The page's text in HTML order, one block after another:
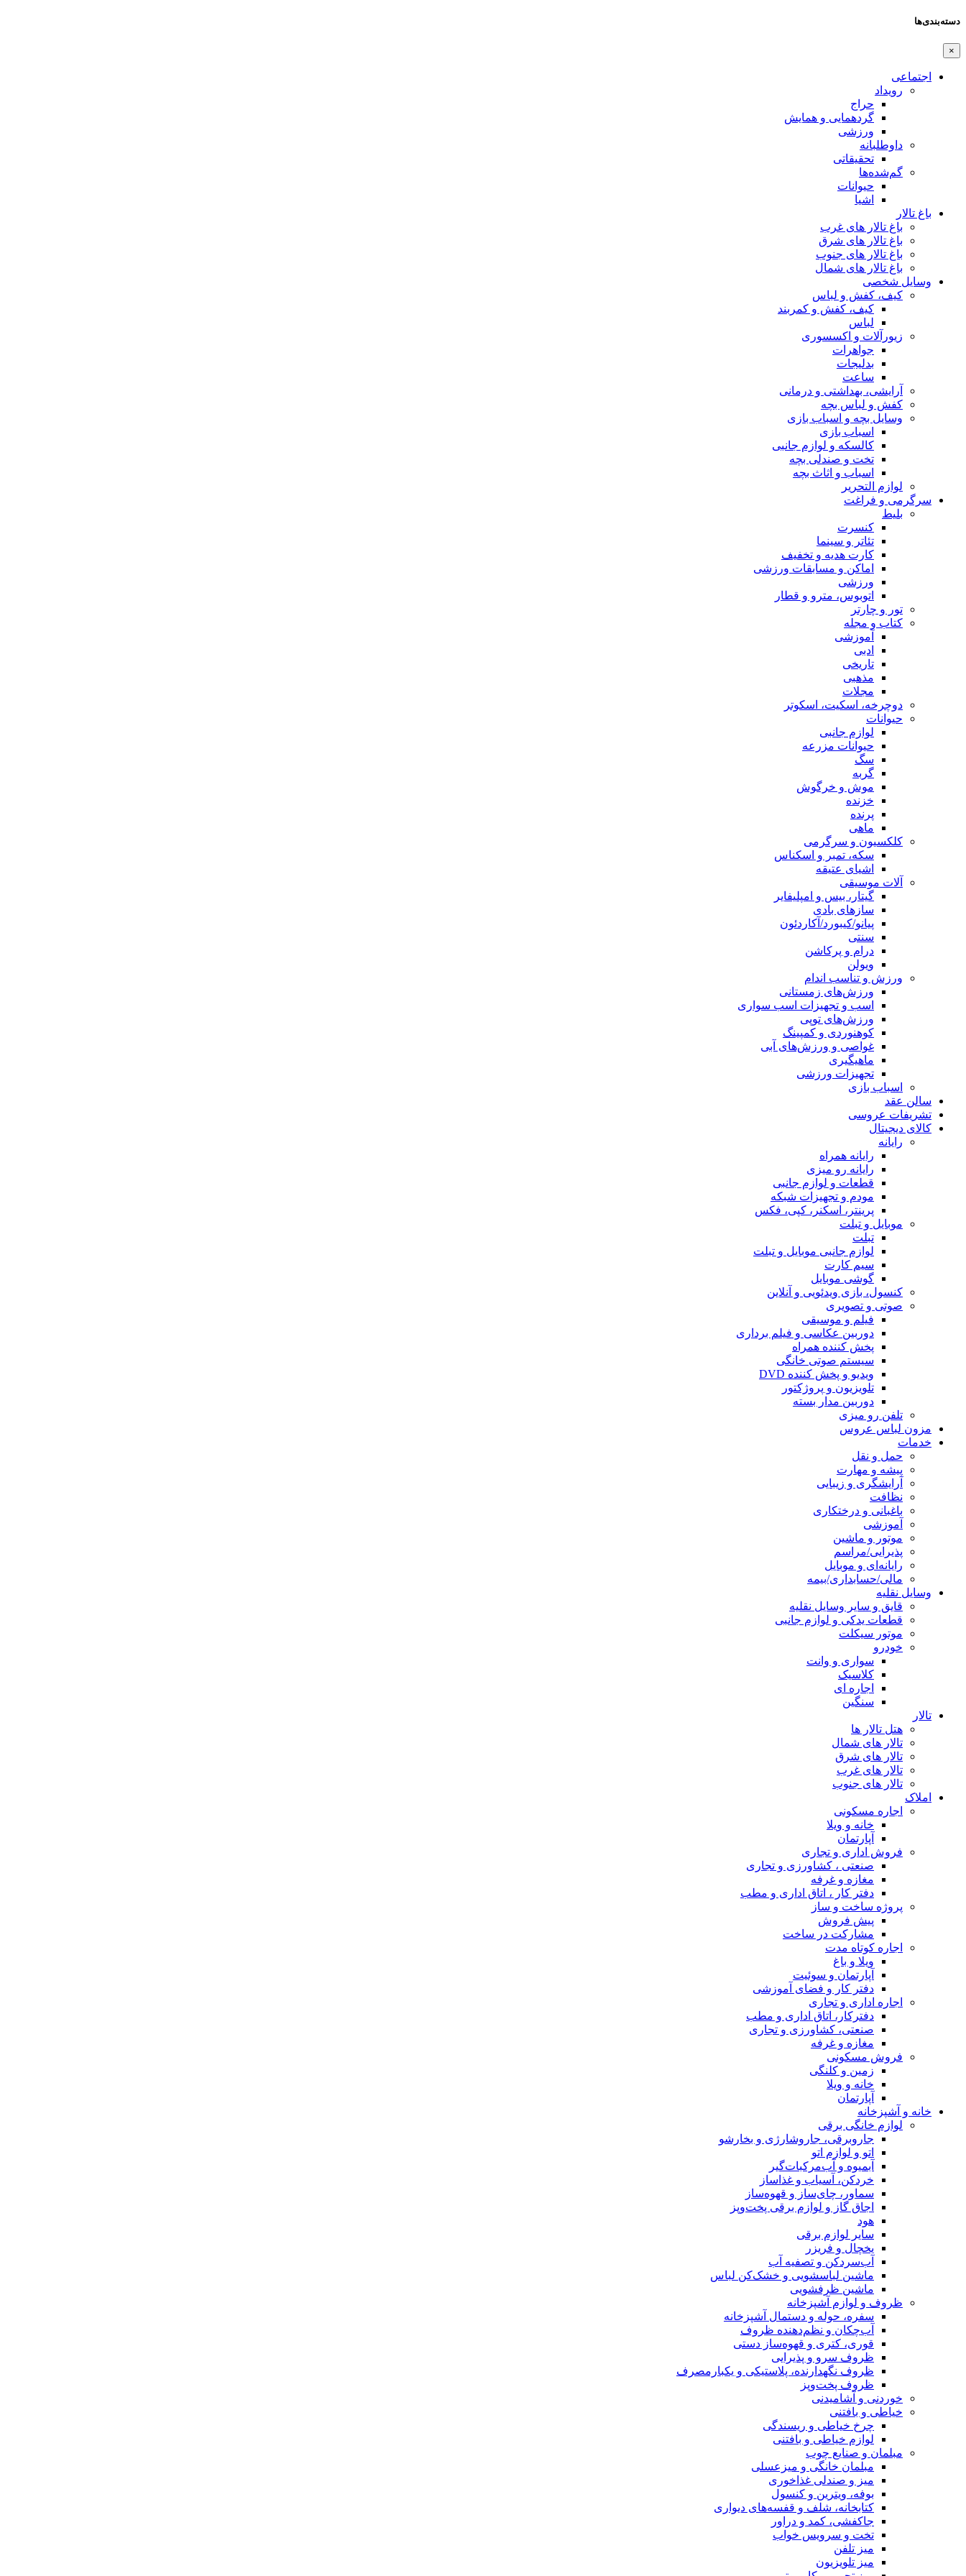
دسته‌بندی‌ها
×
اجتماعی
رویداد
حراج
گردهمایی و همایش
ورزشی
داوطلبانه
تحقیقاتی
گم‌شده‌ها
حیوانات
اشیا
باغ تالار
باغ تالار های غرب
باغ تالار های شرق
باغ تالار های جنوب
باغ تالار های شمال
وسایل شخصی
کیف، کفش و لباس
کیف، کفش و کمربند
لباس
زیورآلات و اکسسوری
جواهرات
بدلیجات
ساعت
آرایشی، بهداشتی و درمانی
کفش و لباس بچه
وسایل بچه و اسباب بازی
اسباب بازی
کالسکه و لوازم جانبی
تخت و صندلی بچه
اسباب و اثاث بچه
لوازم التحریر
سرگرمی و فراغت
بلیط
کنسرت
تئاتر و سینما
کارت هدیه و تخفیف
اماکن و مسابقات ورزشی
ورزشی
اتوبوس، مترو و قطار
تور و چارتر
کتاب و مجله
آموزشی
ادبی
تاریخی
مذهبی
مجلات
دوچرخه، اسکیت، اسکوتر
حیوانات
لوازم جانبی
حیوانات مزرعه
سگ
گربه
موش و خرگوش
خزنده
پرنده
ماهی
کلکسیون و سرگرمی
سکه، تمبر و اسکناس
اشیای عتیقه
آلات موسیقی
گیتار، بیس و امپلیفایر
سازهای بادی
پیانو/کیبورد/آکاردئون
سنتی
درام و پرکاشن
ویولن
ورزش و تناسب اندام
ورزش‌های زمستانی
اسب و تجهیزات اسب سواری
ورزش‌های توپی
کوهنوردی و کمپینگ
غواصی و ورزش‌های آبی
ماهیگیری
تجهیزات ورزشی
اسباب‌ بازی
سالن عقد
تشریفات عروسی
کالای دیجیتال
رایانه
رایانه همراه
رایانه رو میزی
قطعات و لوازم جانبی
مودم و تجهیزات شبکه
پرینتر، اسکنر، کپی، فکس
موبایل و تبلت
تبلت
لوازم جانبی موبایل و تبلت
سیم کارت
گوشی موبایل
کنسول، بازی‌ ویدئویی و آنلاین
صوتی و تصویری
فیلم و موسیقی
دوربین عکاسی و فیلم برداری
پخش کننده همراه
سیستم صوتی خانگی
ویدیو و پخش کننده DVD
تلویزیون و پروژکتور
دوربین مدار بسته
تلفن رو میزی
مزون لباس عروس
خدمات
حمل و نقل
پیشه و مهارت
آرایشگری و زیبایی
نظافت
باغبانی و درختکاری
آموزشی
موتور و ماشین
پذیرایی/مراسم
رایانه‌ای و موبایل
مالی/حسابداری/بیمه
وسایل نقلیه
قایق و سایر وسایل نقلیه
قطعات یدکی و لوازم جانبی
موتور سیکلت
خودرو
سواری و وانت
کلاسیک
اجاره ای
سنگین
تالار
هتل تالار ها
تالار های شمال
تالار های شرق
تالار های غرب
تالار های جنوب
املاک
اجاره مسکونی
خانه و ویلا
آپارتمان
فروش اداری و تجاری
صنعتی ، کشاورزی و تجاری
مغازه و غرفه
دفتر کار ، اتاق اداری و مطب
پروژه ساخت و ساز
پیش فروش
مشارکت در ساخت
اجاره کوتاه مدت
ویلا و باغ
آپارتمان و سوئیت
دفتر کار و فضای آموزشی
اجاره اداری و تجاری
دفترکار، اتاق اداری و مطب
صنعتی، کشاورزی و تجاری
مغازه و غرفه
فروش مسکونی
زمین و کلنگی
خانه و ویلا
آپارتمان
خانه و آشپزخانه
لوازم خانگی برقی
جاروبرقی، جاروشارژی و بخارشو
اتو و لوازم اتو
آبمیوه و آب‌مرکبات‌گیر
خردکن، آسیاب و غذاساز
سماور، چای‌ساز و قهوه‌ساز
اجاق گاز و لوازم برقی پخت‌وپز
هود
سایر لوازم برقی
یخچال و فریزر
آب‌سردکن و تصفیه آب
ماشین لباسشویی و خشک‌کن لباس
ماشین ظرفشویی
ظروف و لوازم آشپزخانه
سفره، حوله و دستمال آشپزخانه
آب‌چکان و نظم‌دهنده ظروف
قوری، کتری و قهوه‌ساز دستی
ظروف سرو و پذیرایی
ظروف نگهدارنده، پلاستیکی و یکبارمصرف
ظروف پخت‌وپز
خوردنی و آشامیدنی
خیاطی و بافتنی
چرخ خیاطی و ریسندگی
لوازم خیاطی و بافتنی
مبلمان و صنایع چوب
مبلمان خانگی و میزعسلی
میز و صندلی غذاخوری
بوفه، ویترین و کنسول
کتابخانه، شلف و قفسه‌های دیواری
جاکفشی، کمد و دراور
تخت و سرویس خواب
میز تلفن
میز تلویزیون